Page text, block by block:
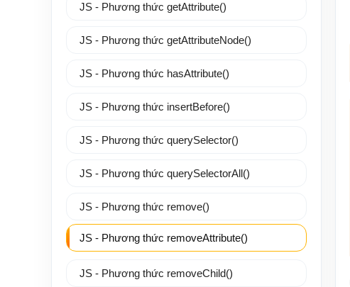
JS - Phương thức getAttribute()
JS - Phương thức getAttributeNode()
JS - Phương thức hasAttribute()
JS - Phương thức insertBefore()
JS - Phương thức querySelector()
JS - Phương thức querySelectorAll()
JS - Phương thức remove()
JS - Phương thức removeAttribute()
JS - Phương thức removeChild()